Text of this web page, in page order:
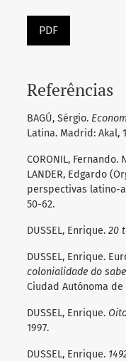
PDF
Referências
BAGÚ, Sérgio.
Latina. Madrid: Akal,
CORONIL,
LANDER, Edgardo
perspectivas latino-
50-62.
DUSSEL, Enrique. 20
DUSSEL, Enrique.
colonialidade do
Ciudad Autónoma de
DUSSEL, Enrique.
1997.
DUSSEL, Enrique.